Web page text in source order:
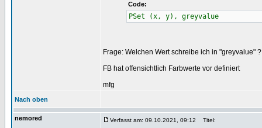
Code:
PSet (x, y), greyvalue
Frage: Welchen Wert schreibe ich in "greyvalue" ?
FB hat offensichtlich Farbwerte vor definiert
mfg
Nach oben
nemored Verfasst am: 09.10.2021, 09:12 Titel: